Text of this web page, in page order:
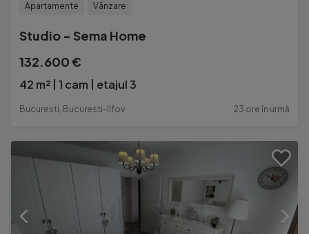
Apartamente Vânzare
Studio - Sema Home
132.600 €
42 m² 1 cam etajul 3
Bucuresti, Bucuresti-Ilfov 23 ore în urmă